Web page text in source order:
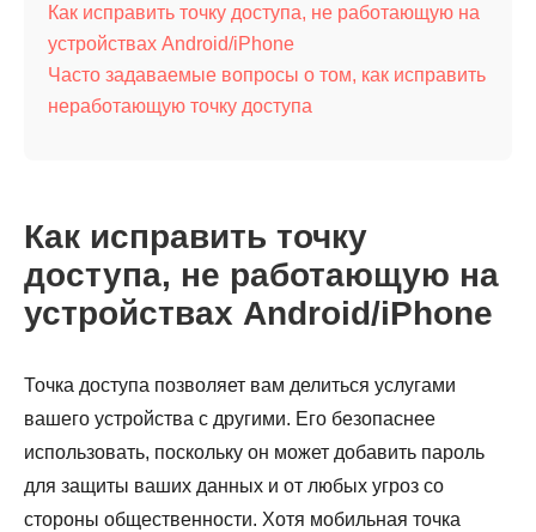
Как исправить точку доступа, не работающую на
устройствах Android/iPhone
Часто задаваемые вопросы о том, как исправить
неработающую точку доступа
Как исправить точку
доступа, не работающую на
устройствах Android/iPhone
Точка доступа позволяет вам делиться услугами
вашего устройства с другими. Его безопаснее
использовать, поскольку он может добавить пароль
для защиты ваших данных и от любых угроз со
стороны общественности. Хотя мобильная точка